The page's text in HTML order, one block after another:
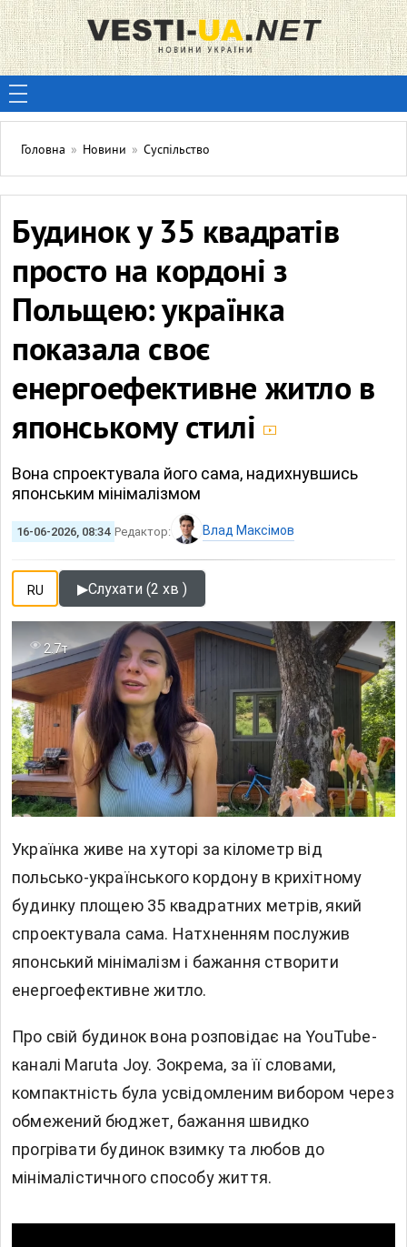
Головна » Новини » Суспільство
Будинок у 35 квадратів
просто на кордоні з
Польщею: українка
показала своє
енергоефективне житло в
японському стилі
Вона спроектувала його сама, надихнувшись
японським мінімалізмом
16-06-2026, 08:34 Редактор: Влад Максімов
RU ▶Слухати (2 хв )
2.7т
Українка живе на хуторі за кілометр від
польсько-українського кордону в крихітному
будинку площею 35 квадратних метрів, який
спроектувала сама. Натхненням послужив
японський мінімалізм і бажання створити
енергоефективне житло.
Про свій будинок вона розповідає на YouTube-
каналі Maruta Joy. Зокрема, за її словами,
компактність була усвідомленим вибором через
обмежений бюджет, бажання швидко
прогрівати будинок взимку та любов до
мінімалістичного способу життя.